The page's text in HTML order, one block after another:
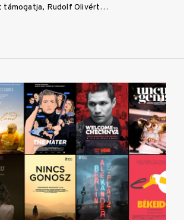
támogatja, Rudolf Olivért…